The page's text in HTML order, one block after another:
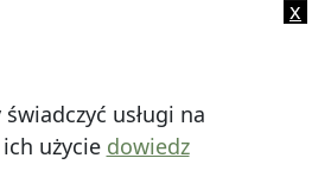
x
usługi na
użycie dowiedz